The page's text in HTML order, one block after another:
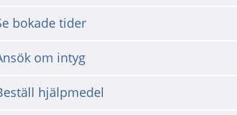
bokade tider
om intyg
hjälpmedel